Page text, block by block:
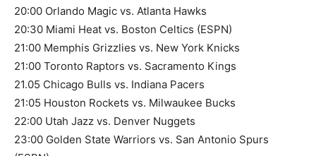
20:00 Orlando Magic vs. Atlanta Hawks
20:30 Miami Heat vs. Boston Celtics (ESPN)
21:00 Memphis Grizzlies vs. New York Knicks
21:00 Toronto Raptors vs. Sacramento Kings
21.05 Chicago Bulls vs. Indiana Pacers
21:05 Houston Rockets vs. Milwaukee Bucks
22:00 Utah Jazz vs. Denver Nuggets
23:00 Golden State Warriors vs. San Antonio Spurs